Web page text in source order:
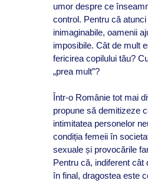
umor despre ce
control. Pentru că
inimaginabile, oamenii
imposibile. Cât de mult
fericirea copilului tău?
„prea mult”?
Într-o Românie tot mai
propune să demitizeze
intimitatea personelor
condiția femeii în
sexuale și provocările
Pentru că, indiferent cât
în final, dragostea este